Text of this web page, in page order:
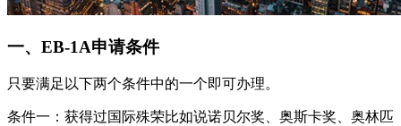
一、EB-1A申请条件
只要满足以下两个条件中的一个即可办理。
条件一：获得过国际殊荣比如说诺贝尔奖、奥斯卡奖、奥林匹